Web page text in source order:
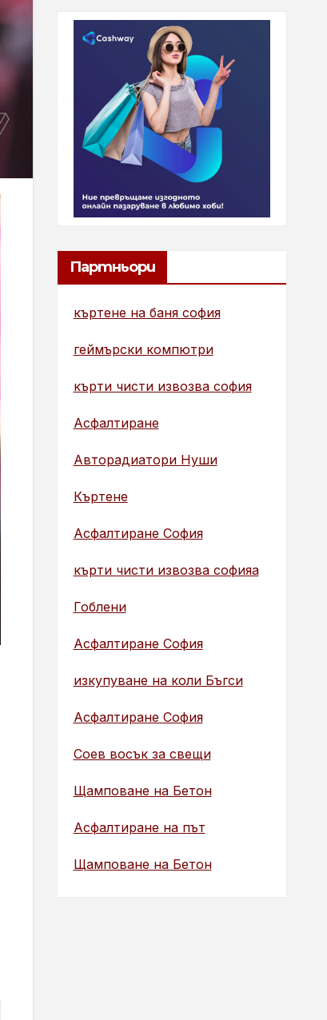
Партньори
къртене на баня софия
геймърски компютри
кърти чисти извозва софия
Асфалтиране
Авторадиатори Нуши
Къртене
Асфалтиране София
кърти чисти извозва софияа
Гоблени
Асфалтиране София
изкупуване на коли Бъгси
Асфалтиране София
Соев восък за свещи
Щамповане на Бетон
Асфалтиране на път
Щамповане на Бетон